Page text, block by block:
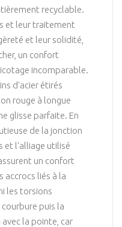
recyclable.
et leur traitement
et leur solidité,
un confort
incomparable.
d'acier étirés
rouge à longue
glisse parfaite. En
de la jonction
et l'alliage utilisé
un confort
accrocs liés à la
les torsions
puis la
la pointe, car